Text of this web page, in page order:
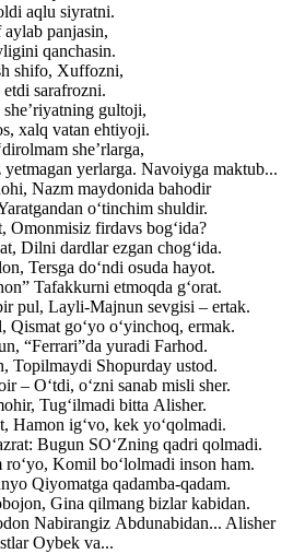
aqlu siyratni.
panjasin,
qanchasin.
shifo, Xuffozni,
sarafrozni.
gultoji,
xalq vatan ehtiyoji.
she’rlarga,
yerlarga. Navoiyga maktub...
Nazm maydonida bahodir
o‘tinchim shuldir.
Omonmisiz firdavs bog‘ida?
Dilni dardlar ezgan chog‘ida.
Tersga do‘ndi osuda hayot.
Tafakkurni etmoqda g‘orat.
pul, Layli-Majnun sevgisi – ertak.
Qismat go‘yo o‘yinchoq, ermak.
“Ferrari”da yuradi Farhod.
Topilmaydi Shopurday ustod.
– O‘tdi, o‘zni sanab misli sher.
Tug‘ilmadi bitta Alisher.
Hamon ig‘vo, kek yo‘qolmadi.
Bugun SO‘Zning qadri qolmadi.
Komil bo‘lolmadi inson ham.
Qiyomatga qadamba-qadam.
Gina qilmang bizlar kabidan.
Nabirangiz Abdunabidan... Alisher
Oybek va...